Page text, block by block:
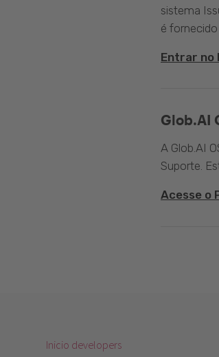
sistema
é
Entrar no
Glob.AI
A Glob.AI
Suporte.
Acesse o
Inicio developers